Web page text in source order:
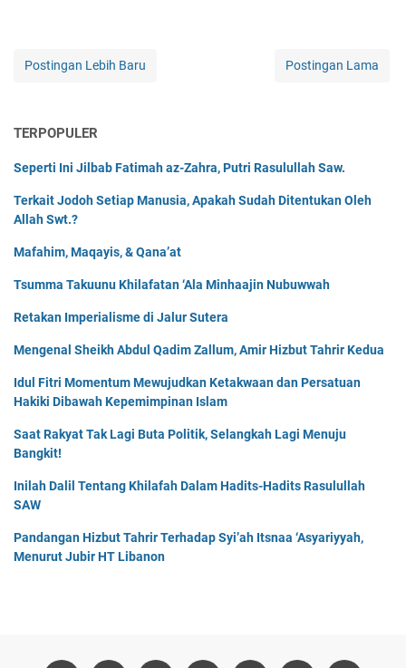
Postingan Lebih Baru Postingan Lama
TERPOPULER
Seperti Ini Jilbab Fatimah az-Zahra, Putri Rasulullah Saw.
Terkait Jodoh Setiap Manusia, Apakah Sudah Ditentukan Oleh
Allah Swt.?
Mafahim, Maqayis, & Qana’at
Tsumma Takuunu Khilafatan ‘Ala Minhaajin Nubuwwah
Retakan Imperialisme di Jalur Sutera
Mengenal Sheikh Abdul Qadim Zallum, Amir Hizbut Tahrir Kedua
Idul Fitri Momentum Mewujudkan Ketakwaan dan Persatuan
Hakiki Dibawah Kepemimpinan Islam
Saat Rakyat Tak Lagi Buta Politik, Selangkah Lagi Menuju
Bangkit!
Inilah Dalil Tentang Khilafah Dalam Hadits-Hadits Rasulullah
SAW
Pandangan Hizbut Tahrir Terhadap Syi’ah Itsnaa ‘Asyariyyah,
Menurut Jubir HT Libanon